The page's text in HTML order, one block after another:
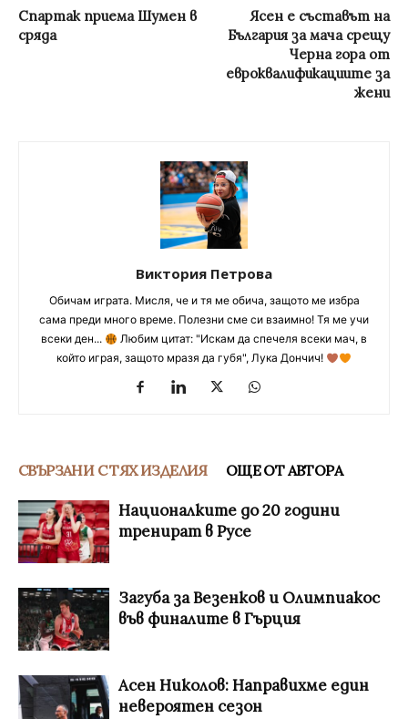
Спартак приема Шумен в
сряда
Ясен е съставът на
България за мача срещу
Черна гора от
евроквалификациите за
жени
Виктория Петрова
Обичам играта. Мисля, че и тя ме обича, защото ме избра
сама преди много време. Полезни сме си взаимно! Тя ме учи
всеки ден...
Любим цитат: "Искам да спечеля всеки мач, в
който играя, защото мразя да губя", Лука Дончич!
СВЪРЗАНИ С ТЯХ ИЗДЕЛИЯ ОЩЕ ОТ АВТОРА
Националките до 20 години
тренират в Русе
Загуба за Везенков и Олимпиакос
във финалите в Гърция
Асен Николов: Направихме един
невероятен сезон